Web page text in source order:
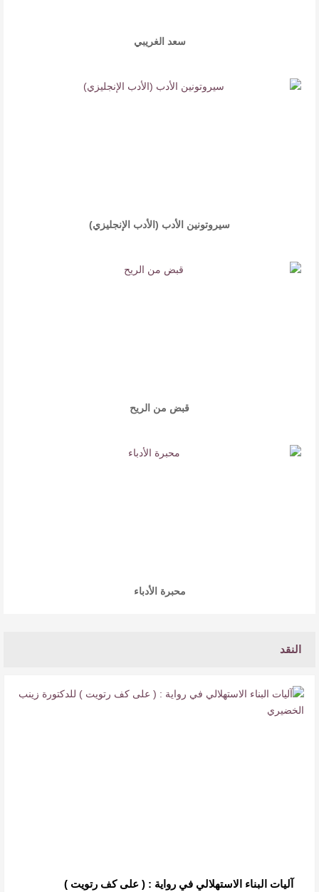
سعد الغريبي
سيروتونين الأدب (الأدب الإنجليزي)
قبض من الريح
محبرة الأدباء
النقد
آليات البناء الاستهلالي في رواية : ( على كف رتويت )